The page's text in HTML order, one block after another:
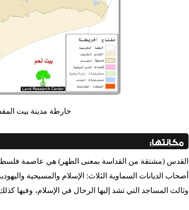
خارطة مدينة بيت
مكانتها:
القدس (مشتقة من القداسة بمعنى الطهر) هي عاصمة
أصحاب الديانات السماوية الثلاث: الإسلام والمسيحية
وثالث المساجد التي تشد إليها الرحال في الإسلام، وفيها